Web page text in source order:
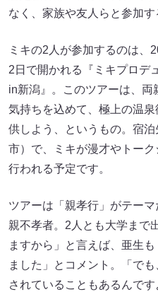
なく、家族や友人らと参加す
ミキの2人が参加するのは、
2日で開かれる『ミキプロデ
in新潟』。このツアーは、
気持ちを込めて、極上の温
供しよう、というもの。宿
市）で、ミキが漫才やトー
行われる予定です。
ツアーは「親孝行」がテー
親不孝者。2人とも大学まで
ますから」と言えば、亜生
ました」とコメント。「で
されていることもあるんで